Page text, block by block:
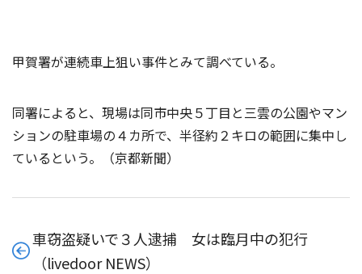
甲賀署が連続車上狙い事件とみて調べている。
同署によると、現場は同市中央５丁目と三雲の公園やマン
ションの駐車場の４カ所で、半径約２キロの範囲に集中し
ているという。（京都新聞）
車窃盗疑いで３人逮捕 女は臨月中の犯行
（livedoor NEWS）